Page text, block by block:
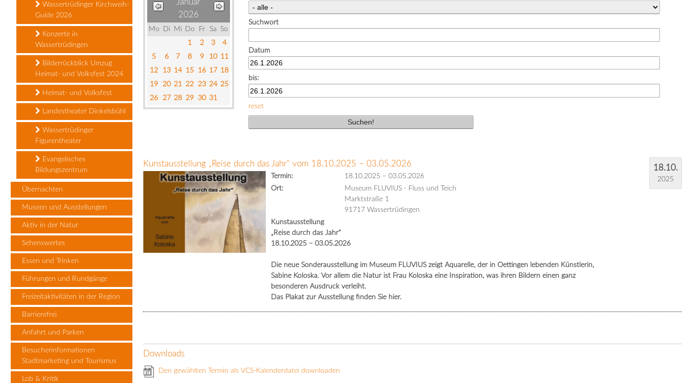
Wassertrüdinger Kirchweih-
Guide 2026
Konzerte in
Wassertrüdingen
Bilderrückblick Umzug
Heimat- und Volksfest 2024
Heimat- und Volksfest
Landestheater Dinkelsbühl
Wassertrüdinger
Figurentheater
Evangelisches
Bildungszentrum
Übernachten
Museen und Ausstellungen
Aktiv in der Natur
Sehenswertes
Essen und Trinken
Führungen und Rundgänge
Freizeitaktivitäten in der Region
Barrierefrei
Anfahrt und Parken
Besucherinformationen
Stadtmarketing und Tourismus
Lob & Kritik
Januar
2026
Mo Di Mi Do Fr Sa
So
1
2 3
4
5
6 7 8 9 10 11
12
13 14 15 16 17 18
19
20 21 22 23 24 25
26
27 28 29 30 31
Suchwort
Datum
bis:
reset
18.10.
2025
Kunstausstellung „Reise durch das Jahr“ vom 18.10.2025 – 03.05.2026
Termin: 18.10.2025 – 03.05.2026
Ort:
Museum FLUVIUS - Fluss und Teich
Marktstraße 1
91717 Wassertrüdingen
Kunstausstellung
„Reise durch das Jahr“
18.10.2025 – 03.05.2026
Die neue Sonderausstellung im Museum FLUVIUS zeigt Aquarelle, der in Oettingen lebenden Künstlerin,
Sabine Koloska. Vor allem die Natur ist Frau Koloska eine Inspiration, was ihren Bildern einen ganz
besonderen Ausdruck verleiht.
Das Plakat zur Ausstellung finden Sie hier.
Downloads
Den gewählten Termin als VCS-Kalenderdatei downloaden